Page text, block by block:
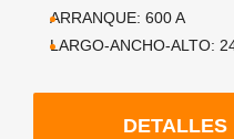
ARRANQUE: 600A
LARGO-ANCHO-ALTO:
DETALLES